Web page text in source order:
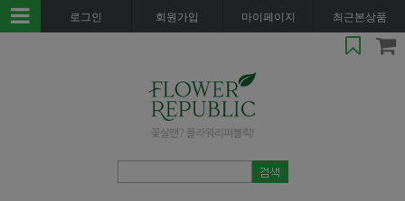
로그인 회원가입 마이페이지 최근본상품